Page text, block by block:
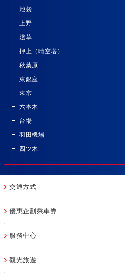
池袋
上野
淺草
押上（晴空塔）
秋葉原
東銀座
東京
六本木
台場
羽田機場
四ツ木
交通方式
優惠企劃乘車券
服務中心
觀光旅遊